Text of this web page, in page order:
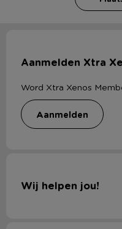
Aanmelden Xtra
Word Xtra Xenos
aanmelden
Wij helpen jou!